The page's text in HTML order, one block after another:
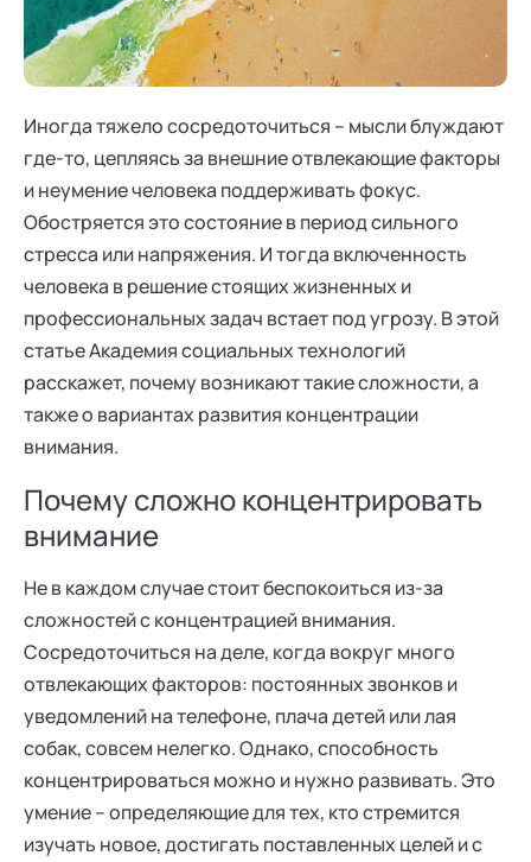
Иногда тяжело сосредоточиться – мысли блуждают
где-то, цепляясь за внешние отвлекающие факторы
и неумение человека поддерживать фокус.
Обостряется это состояние в период сильного
стресса или напряжения. И тогда включенность
человека в решение стоящих жизненных и
профессиональных задач встает под угрозу. В этой
статье Академия социальных технологий
расскажет, почему возникают такие сложности, а
также о вариантах развития концентрации
внимания.
Почему сложно концентрировать
внимание
Не в каждом случае стоит беспокоиться из-за
сложностей с концентрацией внимания.
Сосредоточиться на деле, когда вокруг много
отвлекающих факторов: постоянных звонков и
уведомлений на телефоне, плача детей или лая
собак, совсем нелегко. Однако, способность
концентрироваться можно и нужно развивать. Это
умение – определяющие для тех, кто стремится
изучать новое, достигать поставленных целей и с
Профессионалам
Поддержка
Режим работы и тп